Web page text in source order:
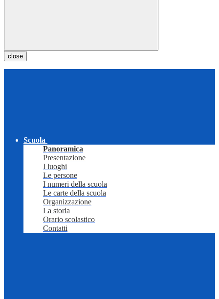
close
Scuola
Panoramica
Presentazione
I luoghi
Le persone
I numeri della scuola
Le carte della scuola
Organizzazione
La storia
Orario scolastico
Contatti